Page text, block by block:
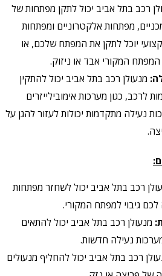
רכב בתל אביב יכול לתקן מפתחות של
מפתחות אלקטרוניים ומפתחות
יוכל לתקן את המפתח שלכם, או
המקורי אבד או ניזוק.
מנעולן רכב בתל אביב יכול להתקין
לרכב, כגון מערכות אימובילייזרים
נעילה מתקדמות יכולות לעזור להגן על
רכב בתל אביב יכול לשחזר מפתחות
גיבוי למפתח המקורי.
מנעולן רכב בתל אביב יכול להתאים
נעילה חדשות.
רכב בתל אביב יכול להחליף מנעולים